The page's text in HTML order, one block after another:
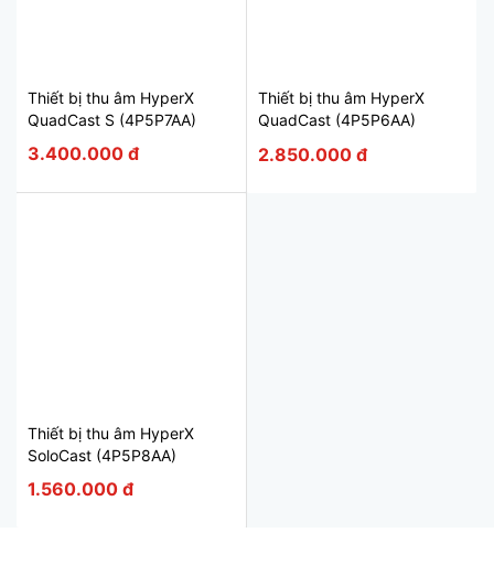
Thiết bị thu âm HyperX
QuadCast S (4P5P7AA)
3.400.000 đ
Thiết bị thu âm HyperX
QuadCast (4P5P6AA)
2.850.000 đ
Thiết bị thu âm HyperX
SoloCast (4P5P8AA)
1.560.000 đ